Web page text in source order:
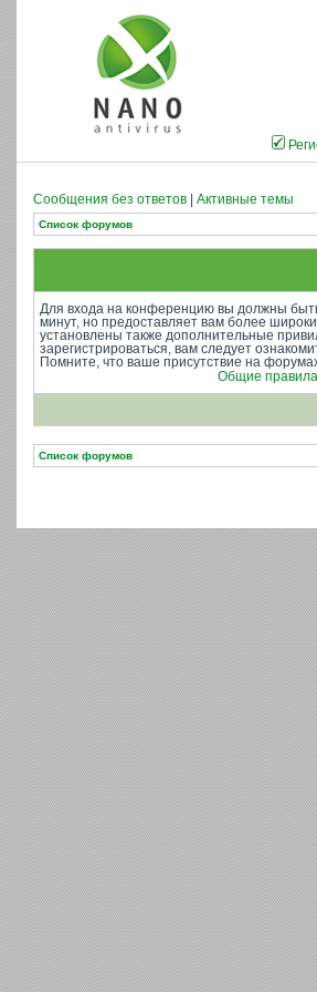
Сообщения без ответов Активные темы
Список форумов
Для входа на конференцию вы должны
минут, но предоставляет вам более
установлены также дополнительные
зарегистрироваться, вам следует
Помните, что ваше присутствие на
Общие правила
Список форумов